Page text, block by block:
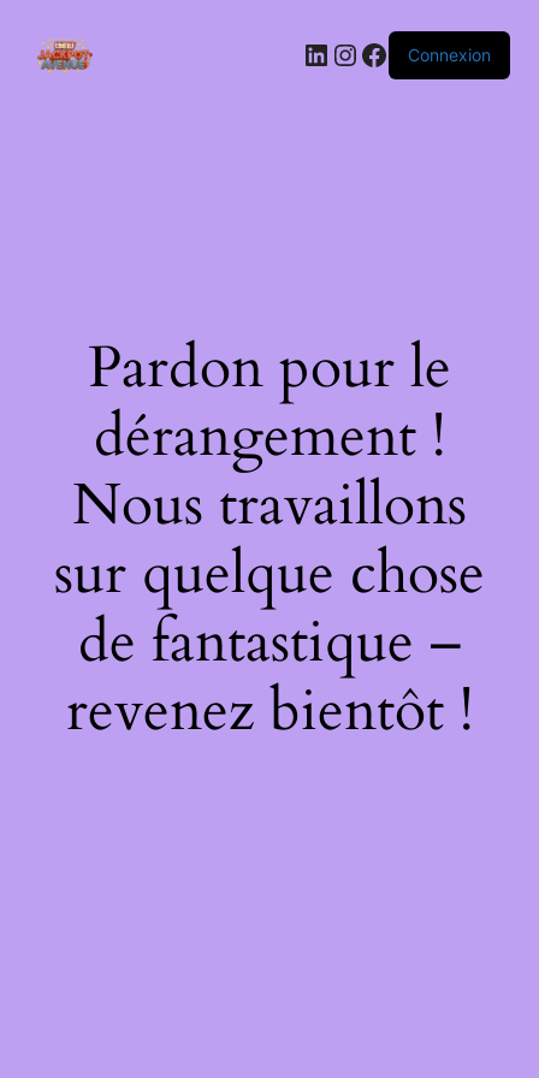
LinkedIn
Instagram
Facebook
Connexion
Pardon pour le
dérangement !
Nous travaillons
sur quelque chose
de fantastique –
revenez bientôt !